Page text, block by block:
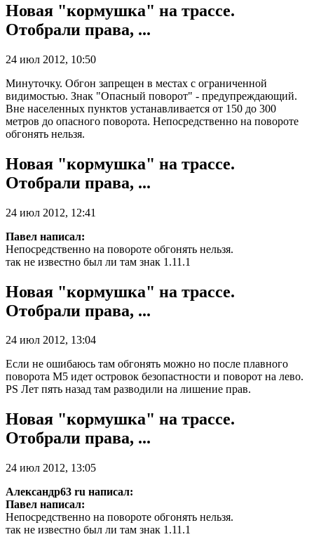
Новая "кормушка" на трассе.
Отобрали права, ...
24 июл 2012, 10:50
Минуточку. Обгон запрещен в местах с ограниченной
видимостью. Знак "Опасный поворот" - предупреждающий.
Вне населенных пунктов устанавливается от 150 до 300
метров до опасного поворота. Непосредственно на повороте
обгонять нельзя.
Новая "кормушка" на трассе.
Отобрали права, ...
24 июл 2012, 12:41
Павел написал:
Непосредственно на повороте обгонять нельзя.
так не известно был ли там знак 1.11.1
Новая "кормушка" на трассе.
Отобрали права, ...
24 июл 2012, 13:04
Если не ошибаюсь там обгонять можно но после плавного
поворота М5 идет островок безопастности и поворот на лево.
PS Лет пять назад там разводили на лишение прав.
Новая "кормушка" на трассе.
Отобрали права, ...
24 июл 2012, 13:05
Александр63 ru написал:
Павел написал:
Непосредственно на повороте обгонять нельзя.
так не известно был ли там знак 1.11.1